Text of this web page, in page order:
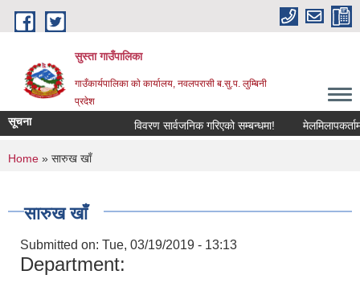
Skip to main content
सुस्ता गाउँपालिका
गाउँकार्यपालिका काे कार्यालय, नवलपरासी ब.सु.प. लुम्बिनी
प्रदेश
सूचना विवरण सार्वजनिक गरिएको सम्बन्धमा!
You are here
Home » सारुख खाँ
सारुख खाँ
Submitted on: Tue, 03/19/2019 - 13:13
Department: